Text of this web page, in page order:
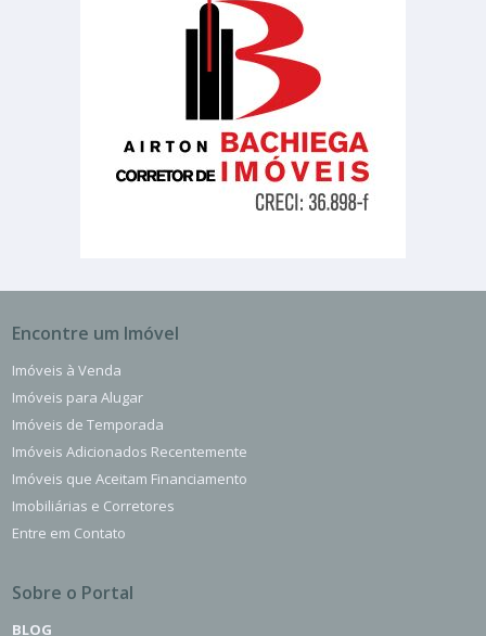
Encontre um Imóvel
Imóveis à Venda
Imóveis para Alugar
Imóveis de Temporada
Imóveis Adicionados Recentemente
Imóveis que Aceitam Financiamento
Imobiliárias e Corretores
Entre em Contato
Sobre o Portal
BLOG